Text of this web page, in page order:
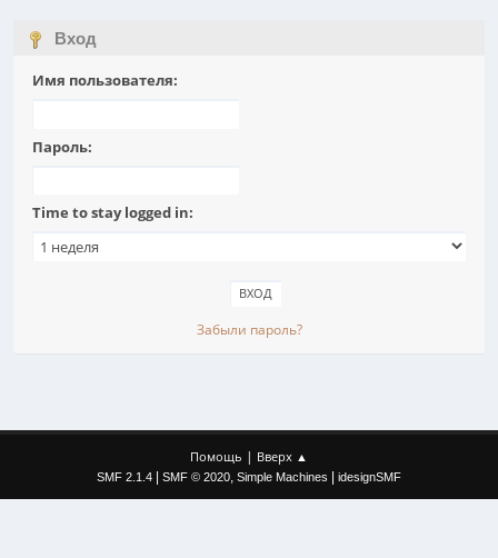
Вход
Имя пользователя:
Пароль:
Time to stay logged in:
Забыли пароль?
Помощь | Вверх ▲
SMF 2.1.4 SMF © 2020, Simple Machines idesignSMF